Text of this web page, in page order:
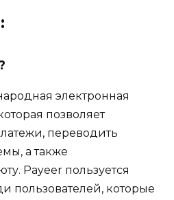
электронная
позволяет
переводить
а также
Payeer пользуется
пользователей, которые